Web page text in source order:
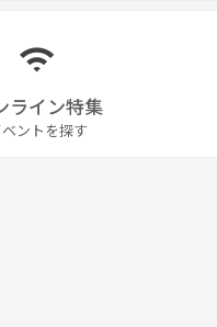
ライン特集
ントを探す